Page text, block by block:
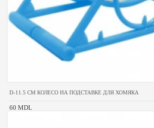
D-11.5 CM КОЛЕСО НА ПОДСТАВКЕ ДЛЯ ХОМЯКА
60 MDL